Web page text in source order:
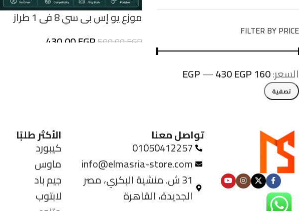
FILTER BY PRICE
تصفية
السعر:160 EGP
—430 EGP
موزع يو إس بي سي 8 في 1 طراز
500,00EGP
430,00EGP
تواصل معنا
01050412257
info@elmasria-store.com
31 ش. منشية البكري، مصر
الجديدة، القاهرة
الأكثر طلبًا
كيبورد
ماوس
جيم باد
لابتوب